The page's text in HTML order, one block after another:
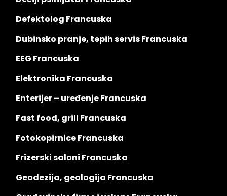
Defektolog Francuska
Dubinsko pranje, tepih servis Francuska
EEG Francuska
Elektronika Francuska
Enterijer – uređenje Francuska
Fast food, grill Francuska
Fotokopirnice Francuska
Frizerski saloni Francuska
Geodezija, geologija Francuska